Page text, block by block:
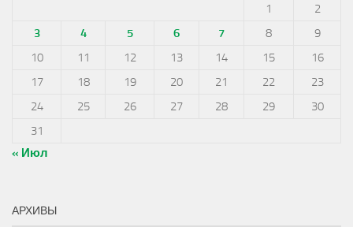
1
2
3
4 5 6 7 8
9
10
11 12 13 14 15
16
17
18 19 20 21 22
23
24
25 26 27 28 29
30
31
« Июл
АРХИВЫ